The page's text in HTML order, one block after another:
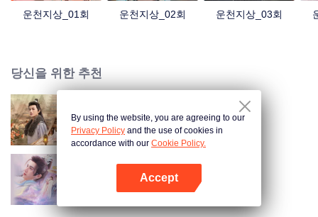
운천지상_01회 운천지상_02회 운천지상_03회
당신을 위한 추천
영봉귀 (Thai ver.)
경경삼사
By using the website, you are agreeing to our
Privacy Policy and the use of cookies in
accordance with our Cookie Policy.
Accept